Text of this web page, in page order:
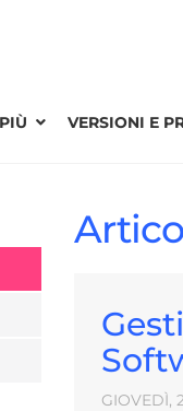
VERSIONI E
GIOVEDÌ,